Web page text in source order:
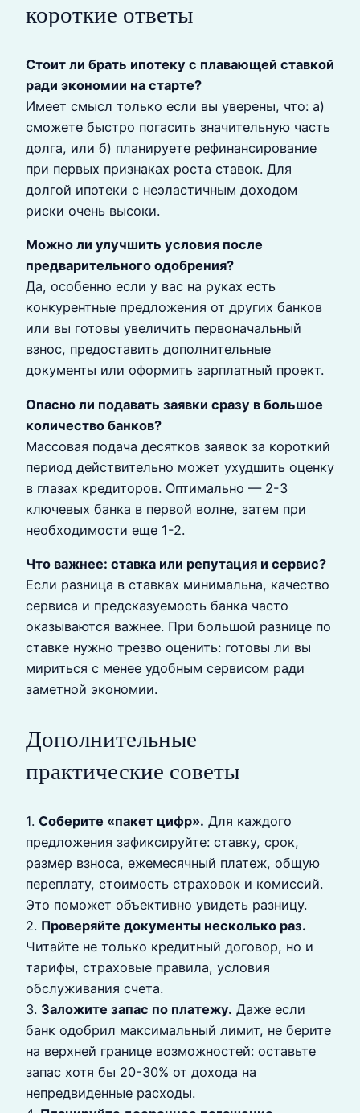
короткие ответы
Стоит ли брать ипотеку с плавающей ставкой
ради экономии на старте?
Имеет смысл только если вы уверены, что: а)
сможете быстро погасить значительную часть
долга, или б) планируете рефинансирование
при первых признаках роста ставок. Для
долгой ипотеки с неэластичным доходом
риски очень высоки.
Можно ли улучшить условия после
предварительного одобрения?
Да, особенно если у вас на руках есть
конкурентные предложения от других банков
или вы готовы увеличить первоначальный
взнос, предоставить дополнительные
документы или оформить зарплатный проект.
Опасно ли подавать заявки сразу в большое
количество банков?
Массовая подача десятков заявок за короткий
период действительно может ухудшить оценку
в глазах кредиторов. Оптимально — 2-3
ключевых банка в первой волне, затем при
необходимости еще 1-2.
Что важнее: ставка или репутация и сервис?
Если разница в ставках минимальна, качество
сервиса и предсказуемость банка часто
оказываются важнее. При большой разнице по
ставке нужно трезво оценить: готовы ли вы
мириться с менее удобным сервисом ради
заметной экономии.
Дополнительные
практические советы
1. Соберите «пакет цифр». Для каждого
предложения зафиксируйте: ставку, срок,
размер взноса, ежемесячный платеж, общую
переплату, стоимость страховок и комиссий.
Это поможет объективно увидеть разницу.
2. Проверяйте документы несколько раз.
Читайте не только кредитный договор, но и
тарифы, страховые правила, условия
обслуживания счета.
3. Заложите запас по платежу. Даже если
банк одобрил максимальный лимит, не берите
на верхней границе возможностей: оставьте
запас хотя бы 20-30% от дохода на
непредвиденные расходы.